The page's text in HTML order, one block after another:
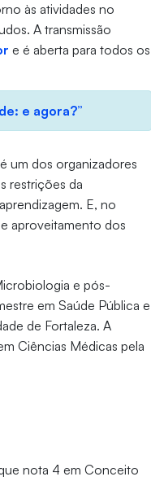
às atividades no
A transmissão
e é aberta para todos os
e agora?”
é um dos organizadores
restrições da
E, no
aproveitamento dos
e pós-
em Saúde Pública e
de Fortaleza. A
Ciências Médicas pela
nota 4 em Conceito